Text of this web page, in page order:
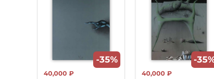
-35%
40,000₽
-
40,000 ₽